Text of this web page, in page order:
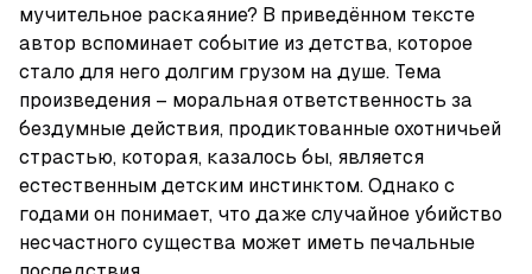
мучительное раскаяние? В приведённом тексте
автор вспоминает событие из детства, которое
стало для него долгим грузом на душе. Тема
произведения – моральная ответственность за
бездумные действия, продиктованные охотничьей
страстью, которая, казалось бы, является
естественным детским инстинктом. Однако с
годами он понимает, что даже случайное убийство
несчастного существа может иметь печальные